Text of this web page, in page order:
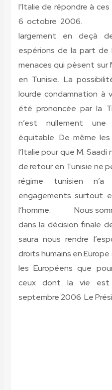
l’Italie de répondre à
6 octobre 2006.
largement en deçà
espérions de la part de
menaces qui pèsent sur
en Tunisie. La
lourde condamnation à
été prononcée par la
n’est nullement une
équitable. De même
l’Italie pour que M.
de retour en Tunisie ne
régime tunisien
engagements surtout
l’homme. Nous
dans la décision finale
saura nous rendre
droits humains en
les Européens que
ceux dont la vie est
septembre 2006 Le